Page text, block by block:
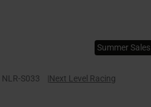
Summer Sales
NLR-S033 |Next Level Racing